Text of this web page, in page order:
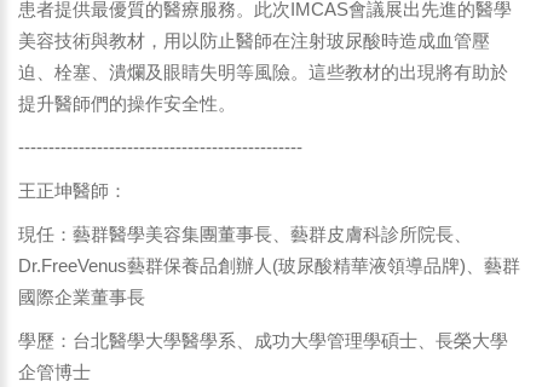
患者提供最優質的醫療服務。此次IMCAS會議展出先進的醫學
美容技術與教材，用以防止醫師在注射玻尿酸時造成血管壓
迫、栓塞、潰爛及眼睛失明等風險。這些教材的出現將有助於
提升醫師們的操作安全性。
-----------------------------------------------
王正坤醫師：
現任：藝群醫學美容集團董事長、藝群皮膚科診所院長、
Dr.FreeVenus藝群保養品創辦人(玻尿酸精華液領導品牌)、藝群
國際企業董事長
學歷：台北醫學大學醫學系、成功大學管理學碩士、長榮大學
企管博士